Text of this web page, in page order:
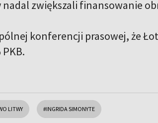
nadal zwiększali finansowanie
konferencji prasowej, że
LITWY #INGRIDA SIMONYTE